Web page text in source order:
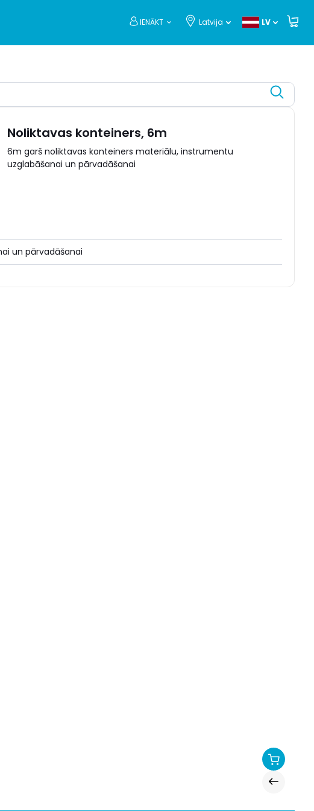
IENĀKT Latvija LV
Noliktavas konteiners, 6m
6m garš noliktavas konteiners materiālu, instrumentu
uzglabāšanai un pārvadāšanai
un pārvadāšanai